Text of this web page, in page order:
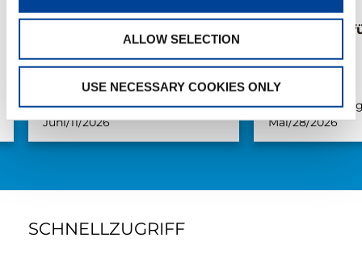
ALLOW SELECTION
USE NECESSARY COOKIES ONLY
Weiland übernimmt
weiteren Tadano AC
4.100L-1
Veröffentlichung
Juni/11/2026
AC 5.250L-2
Mai/28/2026
SCHNELLZUGRIFF